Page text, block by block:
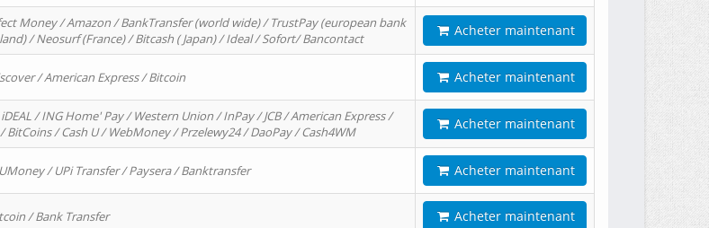
Money / Amazon / BankTransfer (world wide) / TrustPay (european bank
/ Neosurf (France) / Bitcash ( Japan) / Ideal / Sofort/ Bancontact
Acheter maintenant
/ American Express / Bitcoin Acheter maintenant
/ ING Home' Pay / Western Union / InPay / JCB / American Express /
/ Cash U / WebMoney / Przelewy24 / DaoPay / Cash4WM
Acheter maintenant
/ UPi Transfer / Paysera / Banktransfer Acheter maintenant
/ Bank Transfer Acheter maintenant